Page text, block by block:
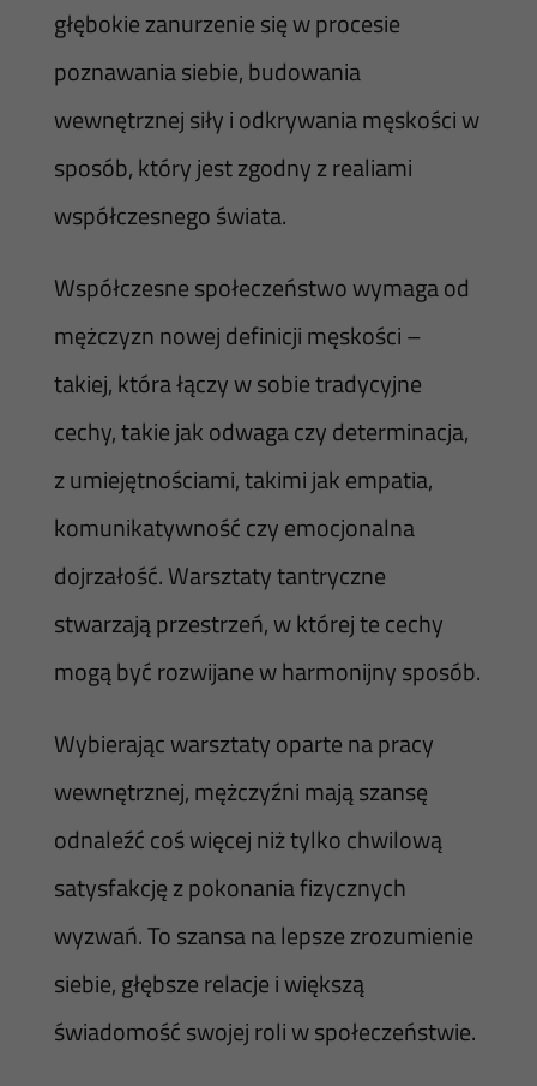
głębokie zanurzenie się w procesie
poznawania siebie, budowania
wewnętrznej siły i odkrywania męskości w
sposób, który jest zgodny z realiami
współczesnego świata.
Współczesne społeczeństwo wymaga od
mężczyzn nowej definicji męskości –
takiej, która łączy w sobie tradycyjne
cechy, takie jak odwaga czy determinacja,
z umiejętnościami, takimi jak empatia,
komunikatywność czy emocjonalna
dojrzałość. Warsztaty tantryczne
stwarzają przestrzeń, w której te cechy
mogą być rozwijane w harmonijny sposób.
Wybierając warsztaty oparte na pracy
wewnętrznej, mężczyźni mają szansę
odnaleźć coś więcej niż tylko chwilową
satysfakcję z pokonania fizycznych
wyzwań. To szansa na lepsze zrozumienie
siebie, głębsze relacje i większą
świadomość swojej roli w społeczeństwie.